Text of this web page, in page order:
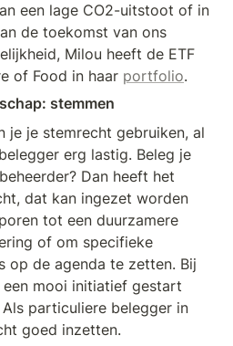
een lage CO2-uitstoot of in
de toekomst van ons
Milou heeft de ETF
of Food in haar portfolio.
stemmen
je je stemrecht gebruiken, al
erg lastig. Beleg je
Dan heeft het
dat kan ingezet worden
tot een duurzamere
of om specifieke
op de agenda te zetten. Bij
een mooi initiatief gestart
Als particuliere belegger in
goed inzetten.